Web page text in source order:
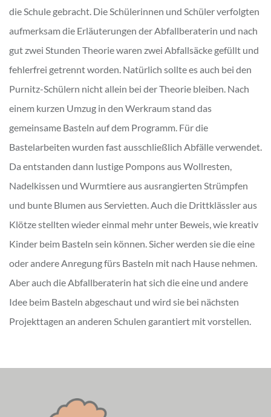
die Schule gebracht. Die Schülerinnen und Schüler verfolgten
aufmerksam die Erläuterungen der Abfallberaterin und nach
gut zwei Stunden Theorie waren zwei Abfallsäcke gefüllt und
fehlerfrei getrennt worden. Natürlich sollte es auch bei den
Purnitz-Schülern nicht allein bei der Theorie bleiben. Nach
einem kurzen Umzug in den Werkraum stand das
gemeinsame Basteln auf dem Programm. Für die
Bastelarbeiten wurden fast ausschließlich Abfälle verwendet.
Da entstanden dann lustige Pompons aus Wollresten,
Nadelkissen und Wurmtiere aus ausrangierten Strümpfen
und bunte Blumen aus Servietten. Auch die Drittklässler aus
Klötze stellten wieder einmal mehr unter Beweis, wie kreativ
Kinder beim Basteln sein können. Sicher werden sie die eine
oder andere Anregung fürs Basteln mit nach Hause nehmen.
Aber auch die Abfallberaterin hat sich die eine und andere
Idee beim Basteln abgeschaut und wird sie bei nächsten
Projekttagen an anderen Schulen garantiert mit vorstellen.